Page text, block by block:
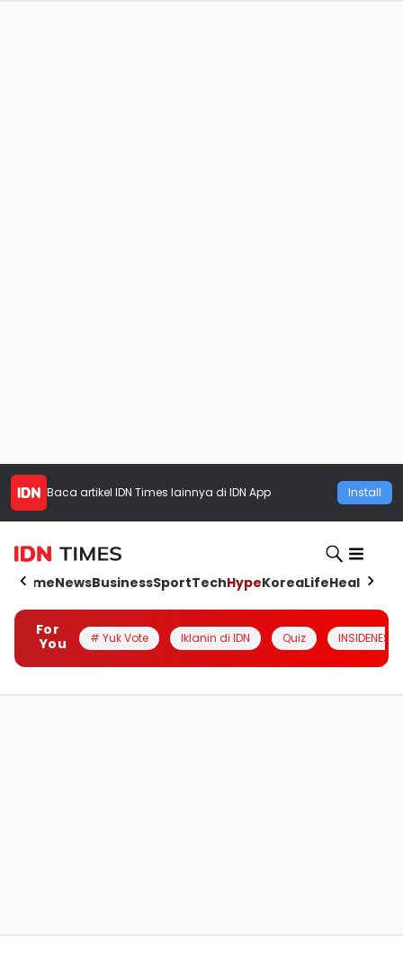
Baca artikel IDN Times lainnya di IDN App Install
HomeNewsBusinessSportTechHypeKoreaLifeHealth
For
You
# Yuk Vote Iklanin di IDN Quiz INSIDENESIA